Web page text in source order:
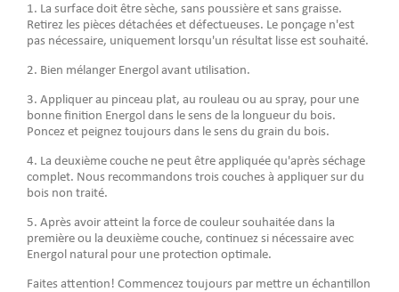
1. La surface doit être sèche, sans poussière et sans graisse.
Retirez les pièces détachées et défectueuses. Le ponçage n'est
pas nécessaire, uniquement lorsqu'un résultat lisse est souhaité.
2. Bien mélanger Energol avant utilisation.
3. Appliquer au pinceau plat, au rouleau ou au spray, pour une
bonne finition Energol dans le sens de la longueur du bois.
Poncez et peignez toujours dans le sens du grain du bois.
4. La deuxième couche ne peut être appliquée qu'après séchage
complet. Nous recommandons trois couches à appliquer sur du
bois non traité.
5. Après avoir atteint la force de couleur souhaitée dans la
première ou la deuxième couche, continuez si nécessaire avec
Energol natural pour une protection optimale.
Faites attention! Commencez toujours par mettre un échantillon